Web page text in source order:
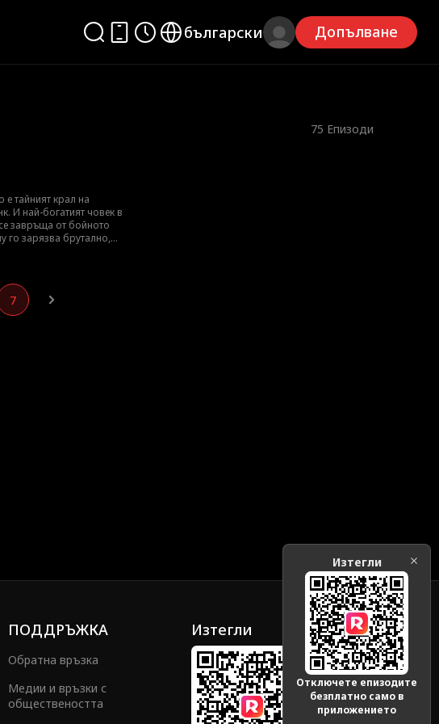
български Допълване
75 Епизоди
е тайният крал на
И най-богатият човек в
завръща от бойнотo
го зарязва брутално,
7
ПОДДРЪЖКА
Обратна връзка
Медии и връзки с
обществеността
Изтегли
Изтегли
Отключете епизодите
безплатно само в
приложението